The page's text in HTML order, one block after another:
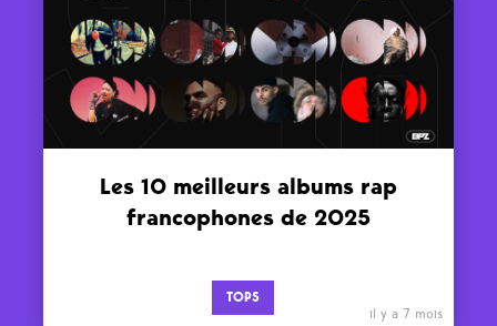
Les 10 meilleurs albums rap
francophones de 2025
TOPS
il y a 7 mois